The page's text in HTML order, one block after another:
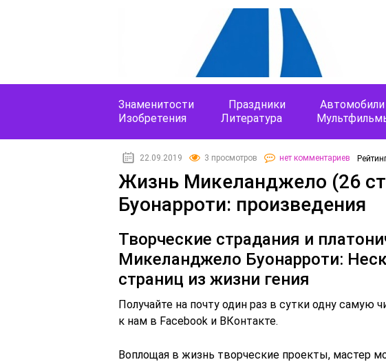
Знаменитости Праздники Автомобили
Изобретения
Литература
22.09.2019 3 просмотров нет комментариев
Жизнь Микеланджело (26
Буонарроти: произведения
Творческие страдания и
Микеланджело Буонарроти:
страниц из жизни гения
Получайте на почту один раз в сутки одну самую
к нам в Facebook и ВКонтакте.
Воплощая в жизнь творческие проекты, мастер